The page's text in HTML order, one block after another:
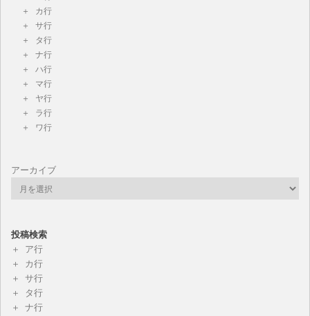
カ行
サ行
タ行
ナ行
ハ行
マ行
ヤ行
ラ行
ワ行
アーカイブ
投稿検索
ア行
カ行
サ行
タ行
ナ行